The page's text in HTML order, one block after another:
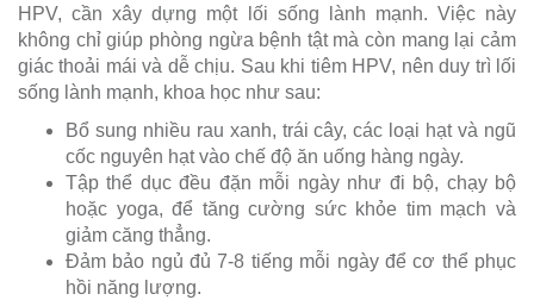
HPV, cần xây dựng một lối sống lành mạnh. Việc này
không chỉ giúp phòng ngừa bệnh tật mà còn mang lại cảm
giác thoải mái và dễ chịu. Sau khi tiêm HPV, nên duy trì lối
sống lành mạnh, khoa học như sau:
Bổ sung nhiều rau xanh, trái cây, các loại hạt và ngũ
cốc nguyên hạt vào chế độ ăn uống hàng ngày.
Tập thể dục đều đặn mỗi ngày như đi bộ, chạy bộ
hoặc yoga, để tăng cường sức khỏe tim mạch và
giảm căng thẳng.
Đảm bảo ngủ đủ 7-8 tiếng mỗi ngày để cơ thể phục
hồi năng lượng.